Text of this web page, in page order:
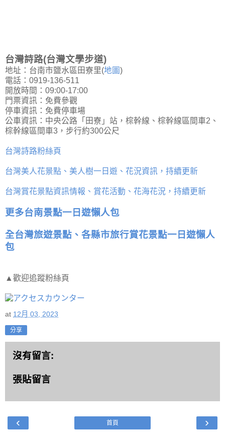
台灣詩路(台灣文學步道)
地址：台南市鹽水區田寮里(地圖)
電話：0919-136-511
開放時間：09:00-17:00
門票資訊：免費參觀
停車資訊：免費停車場
公車資訊：中央公路「田寮」站，棕幹線、棕幹線區間車2、
棕幹線區間車3，步行約300公尺
台灣詩路粉絲頁
台灣美人花景點、美人樹一日遊、花況資訊，持續更新
台灣賞花景點資訊情報、賞花活動、花海花況，持續更新
更多台南景點一日遊懶人包
全台灣旅遊景點、各縣市旅行賞花景點一日遊懶人
包
▲歡迎追蹤粉絲頁
at 12月 03, 2023
分享
沒有留言:
張貼留言
‹ ›
首頁